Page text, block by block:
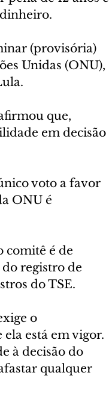
(provisória)
Unidas (ONU),
que,
em decisão
voto a favor
ONU é
comitê é de
registro de
do TSE.
o
está em vigor.
à decisão do
qualquer